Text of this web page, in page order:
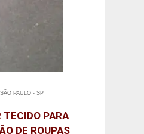
PAULO - SP
TECIDO PARA
DE ROUPAS